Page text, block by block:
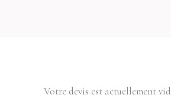
Votre devis est actuellement